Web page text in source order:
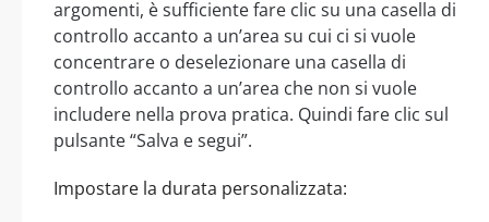
argomenti, è sufficiente fare clic su una casella di
controllo accanto a un’area su cui ci si vuole
concentrare o deselezionare una casella di
controllo accanto a un’area che non si vuole
includere nella prova pratica. Quindi fare clic sul
pulsante “Salva e segui”.
Impostare la durata personalizzata: